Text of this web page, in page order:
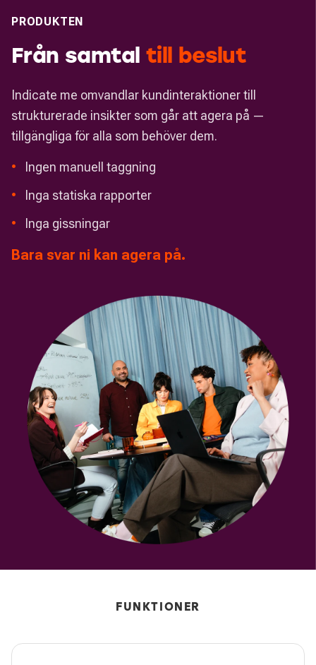
PRODUKTEN
Från samtal till beslut
Indicate me omvandlar kundinteraktioner till
strukturerade insikter som går att agera på —
tillgängliga för alla som behöver dem.
•
Ingen manuell taggning
•
Inga statiska rapporter
•
Inga gissningar
Bara svar ni kan agera på.
FUNKTIONER